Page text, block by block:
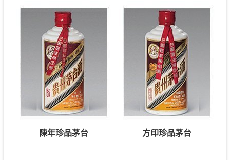
陳年珍品茅台 方印珍品茅台